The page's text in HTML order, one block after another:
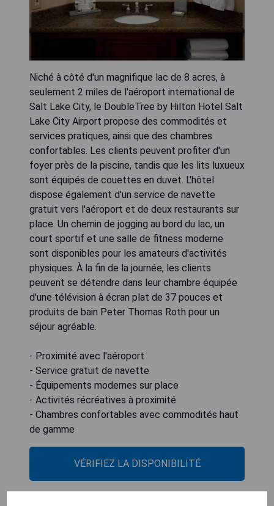
Niché à côté d'un magnifique lac de 8 acres, à
seulement 2 miles de l'aéroport international de
Salt Lake City, le DoubleTree by Hilton Hotel Salt
Lake City Airport propose des commodités et
services pratiques, ainsi que des chambres
confortables. Les clients peuvent profiter d'un
foyer près de la piscine, tandis que les lits luxueux
sont équipés de couettes en duvet. L'hôtel
dispose également d'un service de navette
gratuit vers l'aéroport et de deux restaurants sur
place. Un chemin de jogging au bord du lac, un
court sportif et une salle de fitness moderne
sont disponibles pour les amateurs d'activités
physiques. À la fin de la journée, les clients
peuvent se détendre dans leur chambre équipée
d'une télévision à écran plat de 37 pouces et
produits de bain Peter Thomas Roth pour un
séjour agréable.
- Proximité avec l'aéroport
- Service gratuit de navette
- Équipements modernes sur place
- Activités récréatives à proximité
- Chambres confortables avec commodités haut
de gamme
VÉRIFIEZ LA DISPONIBILITÉ